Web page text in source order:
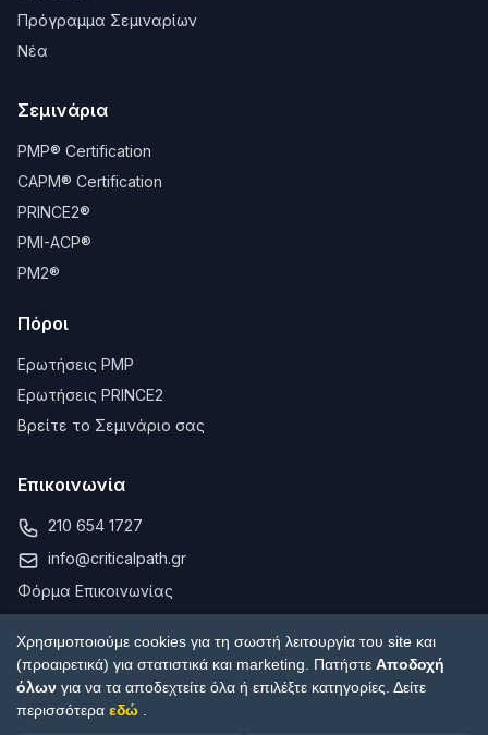
Πρόγραμμα Σεμιναρίων
Νέα
Σεμινάρια
PMP® Certification
CAPM® Certification
PRINCE2®
PMI-ACP®
PM2®
Πόροι
Ερωτήσεις PMP
Ερωτήσεις PRINCE2
Βρείτε το Σεμινάριο σας
Επικοινωνία
210 654 1727
info@criticalpath.gr
Φόρμα Επικοινωνίας
Χρησιμοποιούμε cookies για τη σωστή λειτουργία του site και
(προαιρετικά) για στατιστικά και marketing. Πατήστε Αποδοχή
όλων για να τα αποδεχτείτε όλα ή επιλέξτε κατηγορίες. Δείτε
περισσότερα εδώ